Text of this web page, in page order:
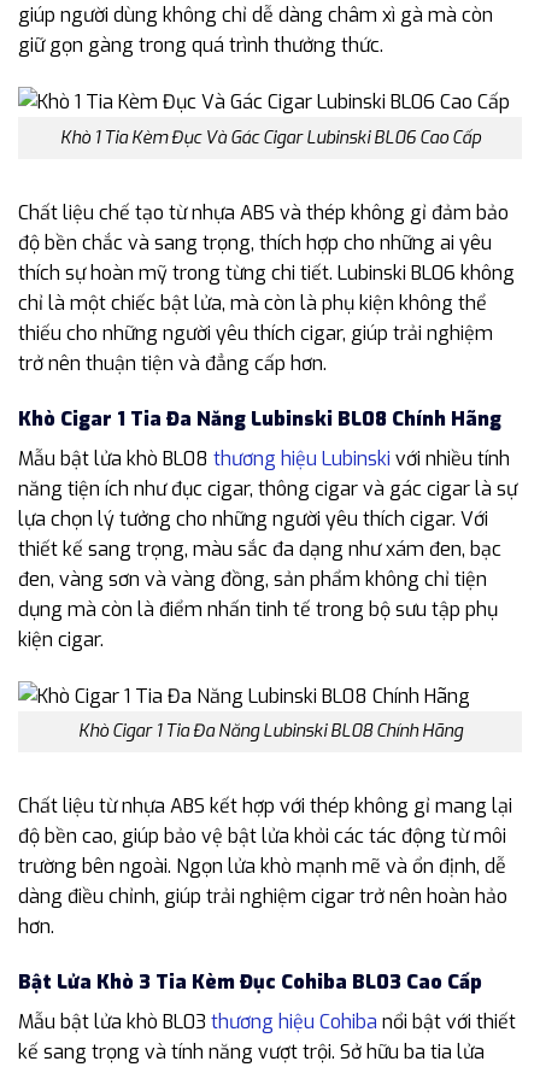
giúp người dùng không chỉ dễ dàng châm xì gà mà còn
giữ gọn gàng trong quá trình thưởng thức.
Khò 1 Tia Kèm Đục Và Gác Cigar Lubinski BL06 Cao Cấp
Chất liệu chế tạo từ nhựa ABS và thép không gỉ đảm bảo
độ bền chắc và sang trọng, thích hợp cho những ai yêu
thích sự hoàn mỹ trong từng chi tiết. Lubinski BL06 không
chỉ là một chiếc bật lửa, mà còn là phụ kiện không thể
thiếu cho những người yêu thích cigar, giúp trải nghiệm
trở nên thuận tiện và đẳng cấp hơn.
Khò Cigar 1 Tia Đa Năng Lubinski BL08 Chính Hãng
Mẫu bật lửa khò BL08 thương hiệu Lubinski với nhiều tính
năng tiện ích như đục cigar, thông cigar và gác cigar là sự
lựa chọn lý tưởng cho những người yêu thích cigar. Với
thiết kế sang trọng, màu sắc đa dạng như xám đen, bạc
đen, vàng sơn và vàng đồng, sản phẩm không chỉ tiện
dụng mà còn là điểm nhấn tinh tế trong bộ sưu tập phụ
kiện cigar.
Khò Cigar 1 Tia Đa Năng Lubinski BL08 Chính Hãng
Chất liệu từ nhựa ABS kết hợp với thép không gỉ mang lại
độ bền cao, giúp bảo vệ bật lửa khỏi các tác động từ môi
trường bên ngoài. Ngọn lửa khò mạnh mẽ và ổn định, dễ
dàng điều chỉnh, giúp trải nghiệm cigar trở nên hoàn hảo
hơn.
Bật Lửa Khò 3 Tia Kèm Đục Cohiba BL03 Cao Cấp
Mẫu bật lửa khò BL03 thương hiệu Cohiba nổi bật với thiết
kế sang trọng và tính năng vượt trội. Sở hữu ba tia lửa